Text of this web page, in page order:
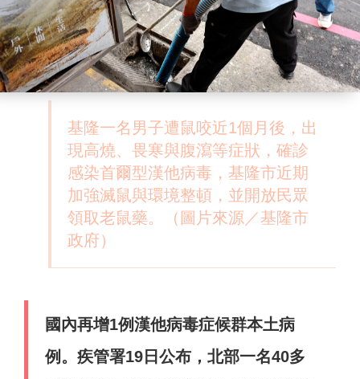
基隆一名男子遭鼠咬近1個月後，出
現高燒、畏寒與腹瀉等症狀，確診
感染首爾型漢他病毒，基隆市近期
加強滅鼠與環境整頓，並開放民眾
領取老鼠藥。（圖片來源／基隆市
政府）
國內再增1例漢他病毒症候群本土病
例。疾管署19日公布，北部一名40多